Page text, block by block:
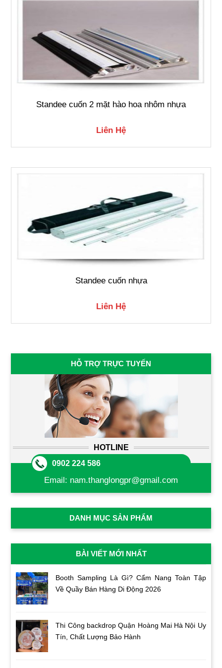
Standee cuốn 2 mặt hào hoa nhôm nhựa
Liên Hệ
Standee cuốn nhựa
Liên Hệ
HỖ TRỢ TRỰC TUYẾN
HOTLINE
0902 224 586
Email: nam.thanglongpr@gmail.com
DANH MỤC SẢN PHẨM
BÀI VIẾT MỚI NHẤT
Booth Sampling Là Gì? Cẩm Nang Toàn Tập
Về Quầy Bán Hàng Di Động 2026
Thi Công backdrop Quận Hoàng Mai Hà Nội Uy
Tín, Chất Lượng Bảo Hành